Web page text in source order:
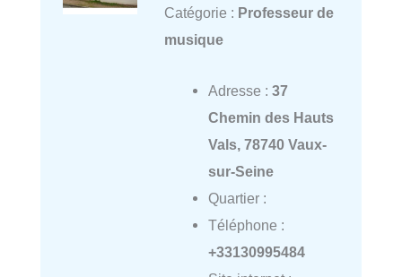
Catégorie : Professeur de
musique
Adresse : 37
Chemin des Hauts
Vals, 78740 Vaux-
sur-Seine
Quartier :
Téléphone :
+33130995484